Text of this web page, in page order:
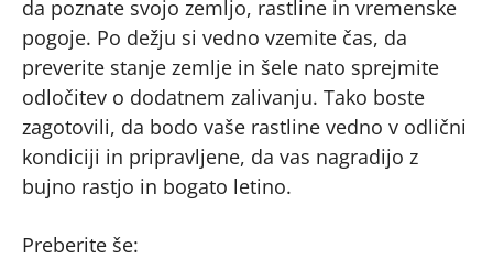
da poznate svojo zemljo, rastline in vremenske
pogoje. Po dežju si vedno vzemite čas, da
preverite stanje zemlje in šele nato sprejmite
odločitev o dodatnem zalivanju. Tako boste
zagotovili, da bodo vaše rastline vedno v odlični
kondiciji in pripravljene, da vas nagradijo z
bujno rastjo in bogato letino.
Preberite še: